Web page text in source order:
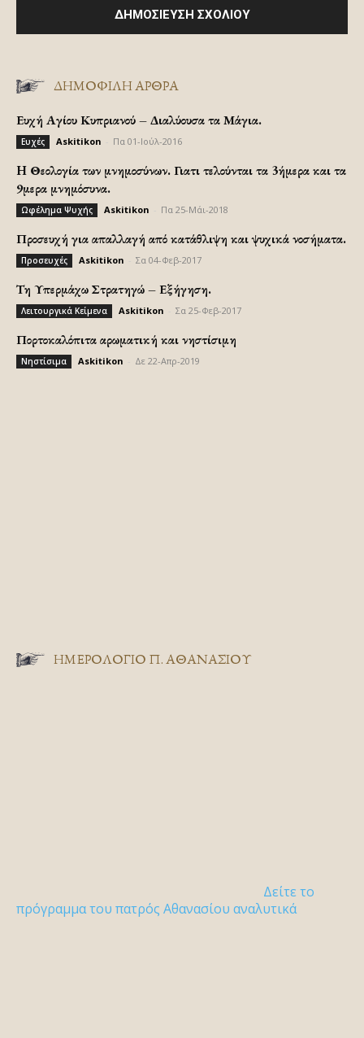
ΔΗΜΟΦΙΛΗ ΑΡΘΡΑ
Ευχή Αγίου Κυπριανού – Διαλύουσα τα Μάγια.
Ευχές Askitikon Πα 01-Ιούλ-2016
H Θεολογία των μνημοσύνων. Γιατι τελούνται τα 3ήμερα και τα
9μερα μνημόσυνα.
Ωφέλημα Ψυχής Askitikon Πα 25-Μάι-2018
Προσευχή για απαλλαγή από κατάθλιψη και ψυχικά νοσήματα.
Προσευχές Askitikon Σα 04-Φεβ-2017
Τη Υπερμάχω Στρατηγώ – Εξήγηση.
Λειτουργικά Κείμενα Askitikon Σα 25-Φεβ-2017
Πορτοκαλόπιτα αρωματική και νηστίσιμη
Νηστίσιμα Askitikon Δε 22-Απρ-2019
ΗΜΕΡΟΛΟΓΙΟ Π. ΑΘΑΝΑΣΙΟΥ
Δείτε το
πρόγραμμα του πατρός Αθανασίου αναλυτικά